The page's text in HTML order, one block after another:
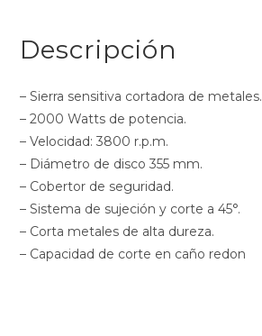
Descripción
– Sierra sensitiva cortadora de metales.
– 2000 Watts de potencia.
– Velocidad: 3800 r.p.m.
– Diámetro de disco 355 mm.
– Cobertor de seguridad.
– Sistema de sujeción y corte a 45°.
– Corta metales de alta dureza.
– Capacidad de corte en caño redon